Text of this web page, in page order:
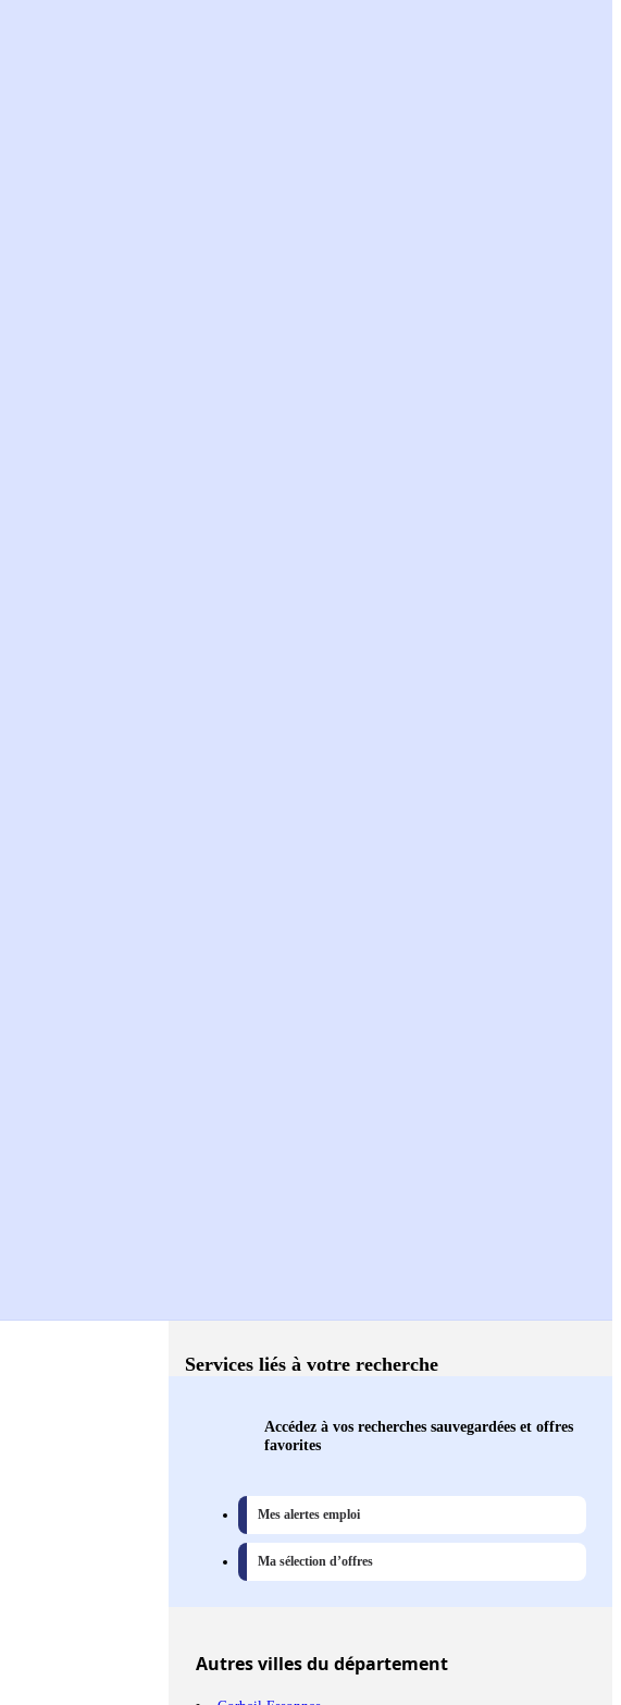
Services liés à votre recherche
Accédez à vos recherches sauvegardées et offres
favorites
Mes alertes emploi
Ma sélection d’offres
Autresvillesdu département